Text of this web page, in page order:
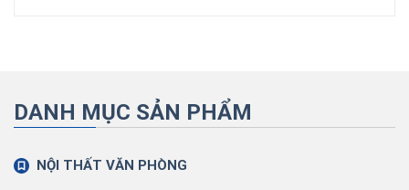
DANH MỤC SẢN PHẨM
NỘI THẤT VĂN PHÒNG